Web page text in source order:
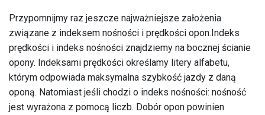
Przypomnijmy raz jeszcze najważniejsze założenia
związane z indeksem nośności i prędkości opon.Indeks
prędkości i indeks nośności znajdziemy na bocznej ścianie
opony. Indeksami prędkości określamy litery alfabetu,
którym odpowiada maksymalna szybkość jazdy z daną
oponą. Natomiast jeśli chodzi o indeks nośności: nośność
jest wyrażona z pomocą liczb. Dobór opon powinien